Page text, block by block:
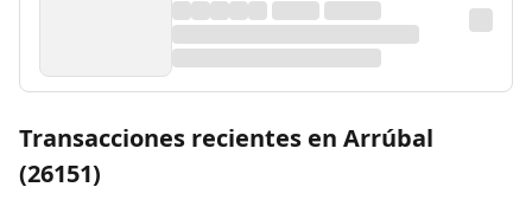
Transacciones recientes en Arrúbal
(26151)